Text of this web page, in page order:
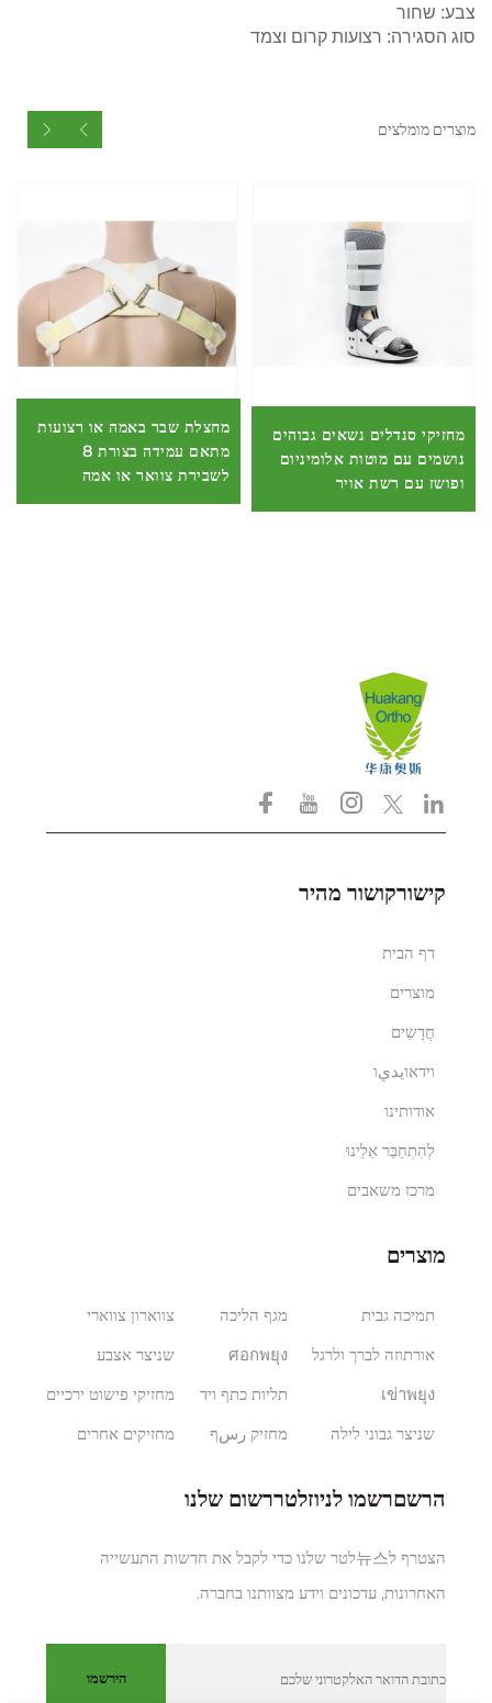
צבע: שחור
סוג הסגירה: רצועות קרום וצמד
מוצרים מומלצים
מחזיקי סנדלים נשאים גבוהים
נושמים עם מוטות אלומיניום
ופושז עם רשת אויר
מחצלת שבר באמה או רצועות
מתאם עמידה בצורת 8
לשבירת צוואר או אמה
קישורקושור מהיר
דף הבית
מוצרים
חֲדָשִים
וידאוيديו
אודותינו
לְהִתְחַבֵּר אֵלֵינוּ
מרכז משאבים
מוצרים
תמיכה גבית
אורתוזה לברך ולרגל
เข่าพยุง
שניצר גבוני לילה
מגף הליכה
ศอกพยุง
תליות כתף ויד
מחזיק رسף
צווארון צווארי
שניצר אצבע
מחזיקי פישוט ירכיים
מחזיקים אחרים
הרשםרשמו לניוזלטררשום שלנו
הצטרף ל뉴스לטר שלנו כדי לקבל את חדשות התעשייה
האחרונות, עדכונים וידע מצוותנו בחברה.
הירשמו